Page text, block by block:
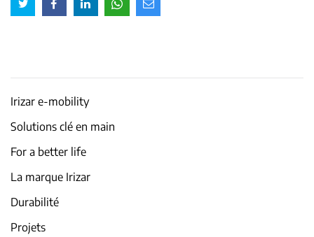
Irizar e-mobility
Solutions clé en main
For a better life
La marque Irizar
Durabilité
Projets